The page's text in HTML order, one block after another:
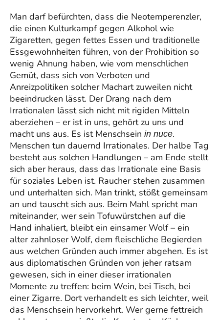
Man darf befürchten, dass die Neotemperenzler,
die einen Kulturkampf gegen Alkohol wie
Zigaretten, gegen fettes Essen und traditionelle
Essgewohnheiten führen, von der Prohibition so
wenig Ahnung haben, wie vom menschlichen
Gemüt, dass sich von Verboten und
Anreizpolitiken solcher Machart zuweilen nicht
beeindrucken lässt. Der Drang nach dem
Irrationalen lässt sich nicht mit rigiden Mitteln
aberziehen – er ist in uns, gehört zu uns und
macht uns aus. Es ist Menschsein in nuce.
Menschen tun dauernd Irrationales. Der halbe Tag
besteht aus solchen Handlungen – am Ende stellt
sich aber heraus, dass das Irrationale eine Basis
für soziales Leben ist. Raucher stehen zusammen
und unterhalten sich. Man trinkt, stößt gemeinsam
an und tauscht sich aus. Beim Mahl spricht man
miteinander, wer sein Tofuwürstchen auf die
Hand inhaliert, bleibt ein einsamer Wolf – ein
alter zahnloser Wolf, dem fleischliche Begierden
aus welchen Gründen auch immer abgehen. Es ist
aus diplomatischen Gründen von jeher ratsam
gewesen, sich in einer dieser irrationalen
Momente zu treffen: beim Wein, bei Tisch, bei
einer Zigarre. Dort verhandelt es sich leichter, weil
das Menschsein hervorkehrt. Wer gerne fettreich